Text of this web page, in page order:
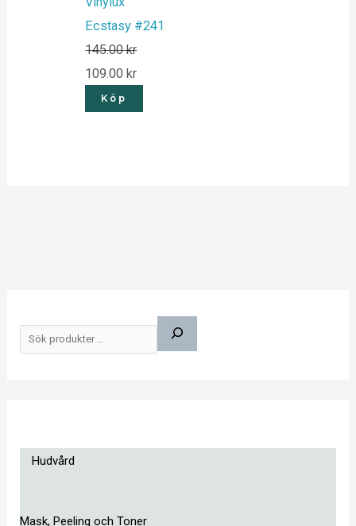
ö
k
Hudvård
Mask, Peeling och Toner
Ecstasy #241
145.00kr
109.00 kr
Köp